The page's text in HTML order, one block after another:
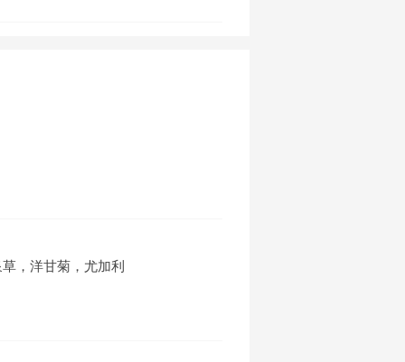
，洋甘菊，尤加利